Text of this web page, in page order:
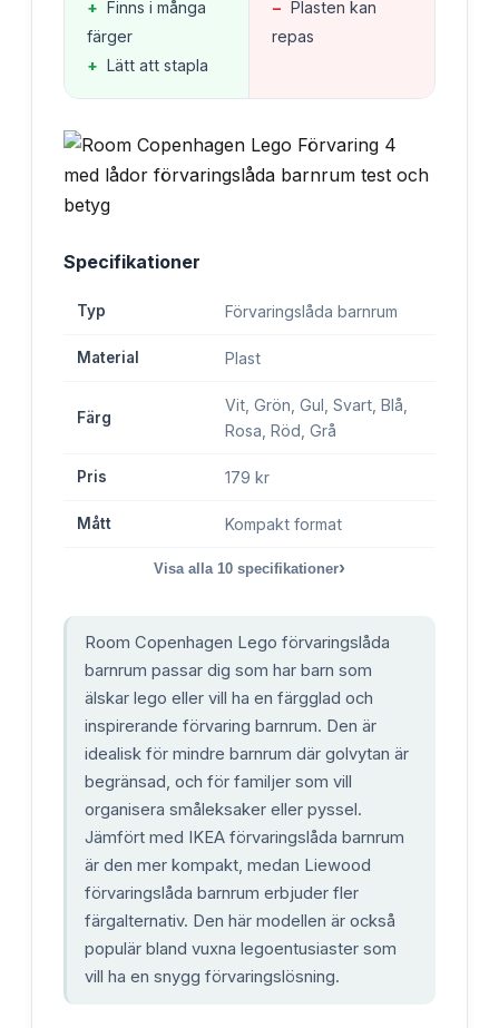
+ Finns i många
färger
+ Lätt att stapla
− Plasten kan
repas
Specifikationer
Typ Förvaringslåda barnrum
Material Plast
Färg
Vit, Grön, Gul, Svart, Blå,
Rosa, Röd, Grå
Pris 179 kr
Mått Kompakt format
Visa alla 10 specifikationer›
Room Copenhagen Lego förvaringslåda
barnrum passar dig som har barn som
älskar lego eller vill ha en färgglad och
inspirerande förvaring barnrum. Den är
idealisk för mindre barnrum där golvytan är
begränsad, och för familjer som vill
organisera småleksaker eller pyssel.
Jämfört med IKEA förvaringslåda barnrum
är den mer kompakt, medan Liewood
förvaringslåda barnrum erbjuder fler
färgalternativ. Den här modellen är också
populär bland vuxna legoentusiaster som
vill ha en snygg förvaringslösning.